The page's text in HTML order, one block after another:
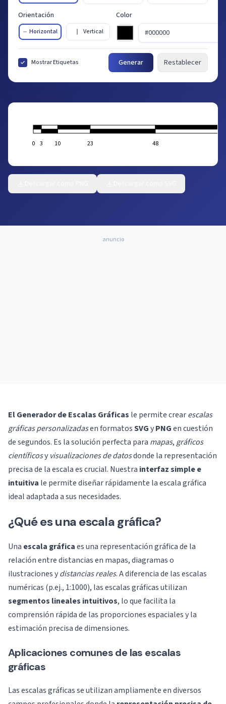
Orientación
Horizontal Vertical
Color
Mostrar Etiquetas Generar Restablecer
0 3 10 23 48
anuncio
El Generador de Escalas Gráficas le permite crearescalas
gráficas personalizadasen formatosSVGyPNGen cuestión
de segundos. Es la solución perfecta para mapas,gráficos
científicosy visualizaciones de datosdonde la representación
precisa de la escala es crucial. Nuestra interfaz simple e
intuitiva le permite diseñar rápidamente la escala gráfica
ideal adaptada a sus necesidades.
¿Qué es una escala gráfica?
Una escala gráficaes una representación gráfica de la
relación entre distancias en mapas, diagramas o
ilustraciones ydistancias reales. A diferencia de las escalas
numéricas (p.ej., 1:1000), las escalas gráficas utilizan
segmentos lineales intuitivos, lo que facilita la
comprensión rápida de las proporciones espaciales y la
estimación precisa de dimensiones.
Aplicaciones comunes de las escalas
gráficas
Las escalas gráficas se utilizan ampliamente en diversos